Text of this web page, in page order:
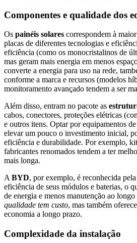
Componentes e qualidade dos
Os painéis solares correspondem à
placas de diferentes tecnologias e
eficiência (como os monocristalinos de
mas geram mais energia em menos
converte a energia para uso na rede,
conforme a marca e recursos (modelos
monitoramento avançado tendem a ser
Além disso, entram no pacote as
cabos, conectores, proteções elétricas
e outros itens. Optar por equipamentos
elevar um pouco o investimento inicial,
eficiência e durabilidade. Por exemplo,
fabricantes renomados tendem a ter
mais longa.
ABYD, por exemplo, é reconhecida
eficiência de seus módulos e baterias, o
de energia e menos manutenção ao
qualidade tem custo, mas também
economia a longo prazo.
Complexidade da instalação